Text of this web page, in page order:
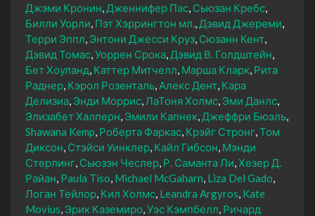
Джэми Кронин Дженнифер Пас Сьюзан Кребс
Билли Уорли Пэт Хэррингтон мл. Дэвид Джереми
Терри Эппл Энтони Джесси Круз Сюзанн Кент
Дэвид Томас Уоррен Срока Дэвид В. Голдштейн
Бет Хоуланд Каттер Митчелл Марша Кларк Рита
Раднер Кэрол Розенталь Алекс Дент Кара
Делизиа Энди Моррис ЛаТоня Холмс Эми Данлс
Элизабет Халперн Эмили Капнек Джеффри Бюэль
Shawana Kemp Роберта Фаркас Крэйг Стронг Том
Диксон Стэйси Уинклер Кайл Гибсон Мэнди
Стерлинг Сьюзэн Чеслер Р. Саманта Ли Хезер Д.
Райан Paula Tiso Michael McGaharn Liza Del Gado
Логан Тейлор Кил Холмс Leandra Argyros Kate
Movius Эрик Каземиро Уэс Кэмпбелл Ричард